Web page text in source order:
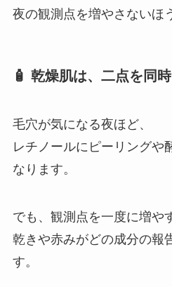
夜の観測点を増やさないほ
🧴 乾燥肌は、二点を同
毛穴が気になる夜ほど、
レチノールにピーリングや
なります。
でも、観測点を一度に増や
乾きや赤みがどの成分の報
す。